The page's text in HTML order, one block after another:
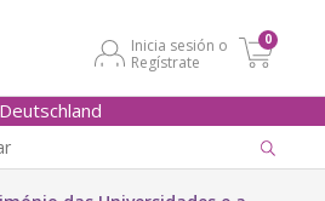
Inicia sesión o
Regístrate
0
Deutschland